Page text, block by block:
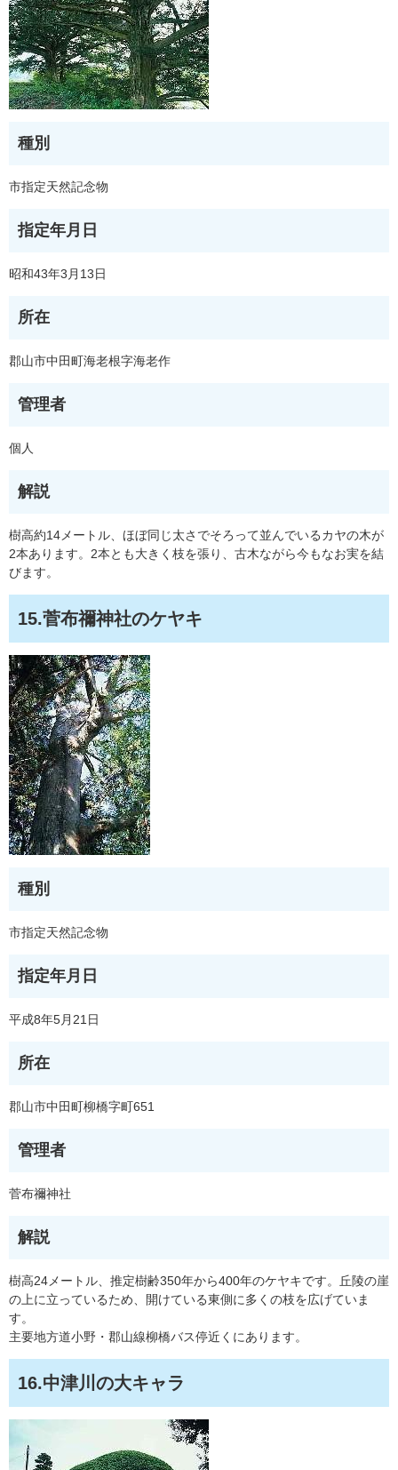
種別
市指定天然記念物
指定年月日
昭和43年3月13日
所在
郡山市中田町海老根字海老作
管理者
個人
解説
樹高約14メートル、ほぼ同じ太さでそろって並んでいるカヤの木が
2本あります。2本とも大きく枝を張り、古木ながら今もなお実を結
びます。
15.菅布禰神社のケヤキ
種別
市指定天然記念物
指定年月日
平成8年5月21日
所在
郡山市中田町柳橋字町651
管理者
菅布禰神社
解説
樹高24メートル、推定樹齢350年から400年のケヤキです。丘陵の崖
の上に立っているため、開けている東側に多くの枝を広げていま
す。
主要地方道小野・郡山線柳橋バス停近くにあります。
16.中津川の大キャラ